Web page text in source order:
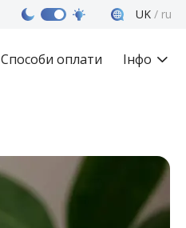
ru
uk
Способи оплати Інфо